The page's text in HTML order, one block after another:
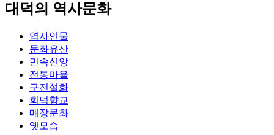
대덕의 역사문화
역사인물
문화유산
민속신앙
전통마을
구전설화
회덕향교
매장문화
옛모습